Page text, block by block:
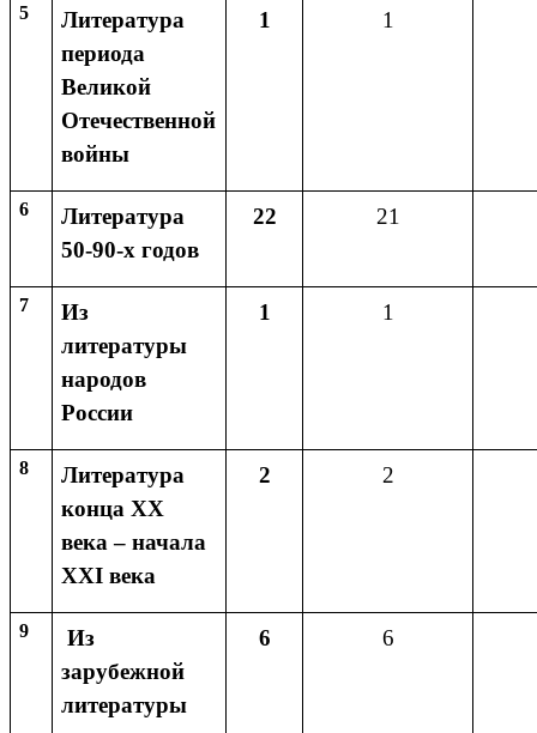
5
Литература
периода
Великой
Отечественной
войны
1 1
6
Литература
50-90-х годов
22 21
7
Из
литературы
народов
России
1 1
8
Литература
конца ХХ
века – начала
ХХI века
2 2
9
Из
зарубежной
литературы
6 6